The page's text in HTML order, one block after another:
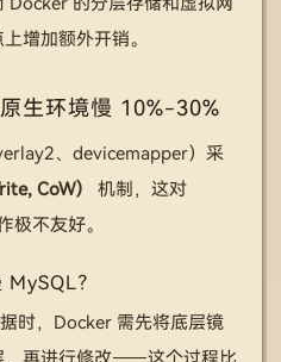
增加额外开销。
生环境慢 10%-30%
、devicemapper）采
CoW）
机制，这对
极不友好。
MySQL？
时，Docker 需先将底层镜